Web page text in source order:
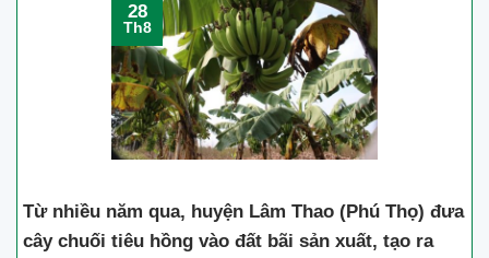
28
Th8
Từ nhiều năm qua, huyện Lâm Thao (Phú Thọ) đưa
cây chuối tiêu hồng vào đất bãi sản xuất, tạo ra